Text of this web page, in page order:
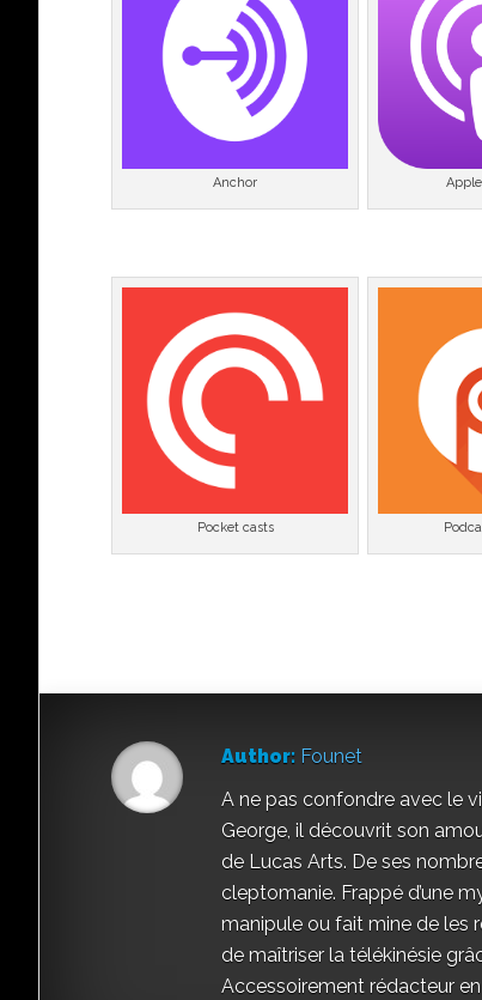
Anchor
Pocket casts
Author: Founet
A ne pas confondre avec le
George, il découvrit son
de Lucas Arts. De ses
cleptomanie. Frappé d’une
manipule ou fait mine de les
de maîtriser la télékinésie
Accessoirement rédacteur